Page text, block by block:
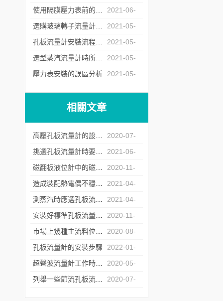
17
2021-06-
04
2021-05-
26
2021-05-
17
2021-05-
12
壓力表安裝的誤區分析
2021-05-
相關文章
2020-07-
28
2021-06-
28
2020-11-
13
2021-04-
30
2021-04-
07
2020-11-
06
2020-08-
26
孔板流量計的安裝步驟
2022-01-
18
2020-05-
19
2020-07-